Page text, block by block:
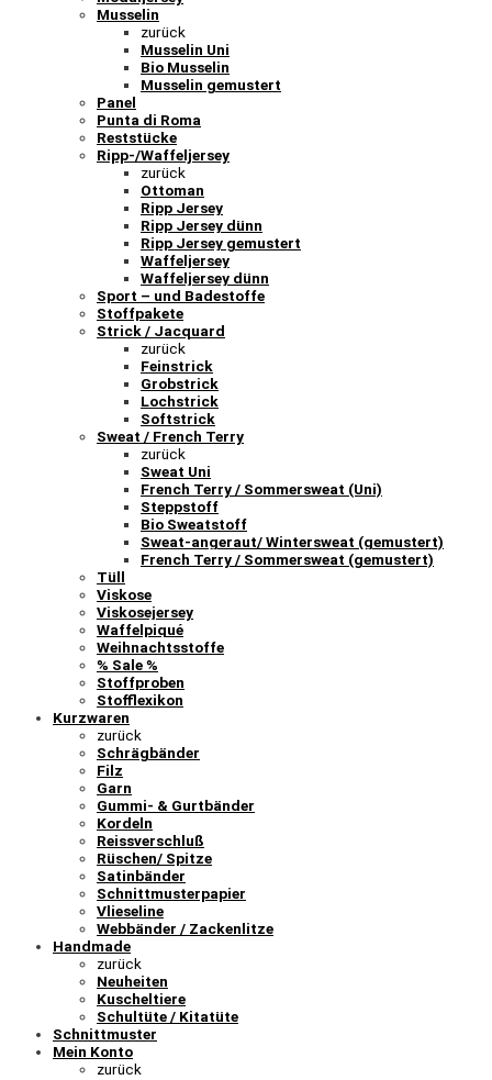
Musselin
zurück
Musselin Uni
Bio Musselin
Musselin gemustert
Panel
Punta di Roma
Reststücke
Ripp-/Waffeljersey
zurück
Ottoman
Ripp Jersey
Ripp Jersey dünn
Ripp Jersey gemustert
Waffeljersey
Waffeljersey dünn
Sport – und Badestoffe
Stoffpakete
Strick / Jacquard
zurück
Feinstrick
Grobstrick
Lochstrick
Softstrick
Sweat / French Terry
zurück
Sweat Uni
French Terry / Sommersweat (Uni)
Steppstoff
Bio Sweatstoff
Sweat-angeraut/ Wintersweat (gemustert)
French Terry / Sommersweat (gemustert)
Tüll
Viskose
Viskosejersey
Waffelpiqué
Weihnachtsstoffe
% Sale %
Stoffproben
Stofflexikon
Kurzwaren
zurück
Schrägbänder
Filz
Garn
Gummi- & Gurtbänder
Kordeln
Reissverschluß
Rüschen/ Spitze
Satinbänder
Schnittmusterpapier
Vlieseline
Webbänder / Zackenlitze
Handmade
zurück
Neuheiten
Kuscheltiere
Schultüte / Kitatüte
Schnittmuster
Mein Konto
zurück